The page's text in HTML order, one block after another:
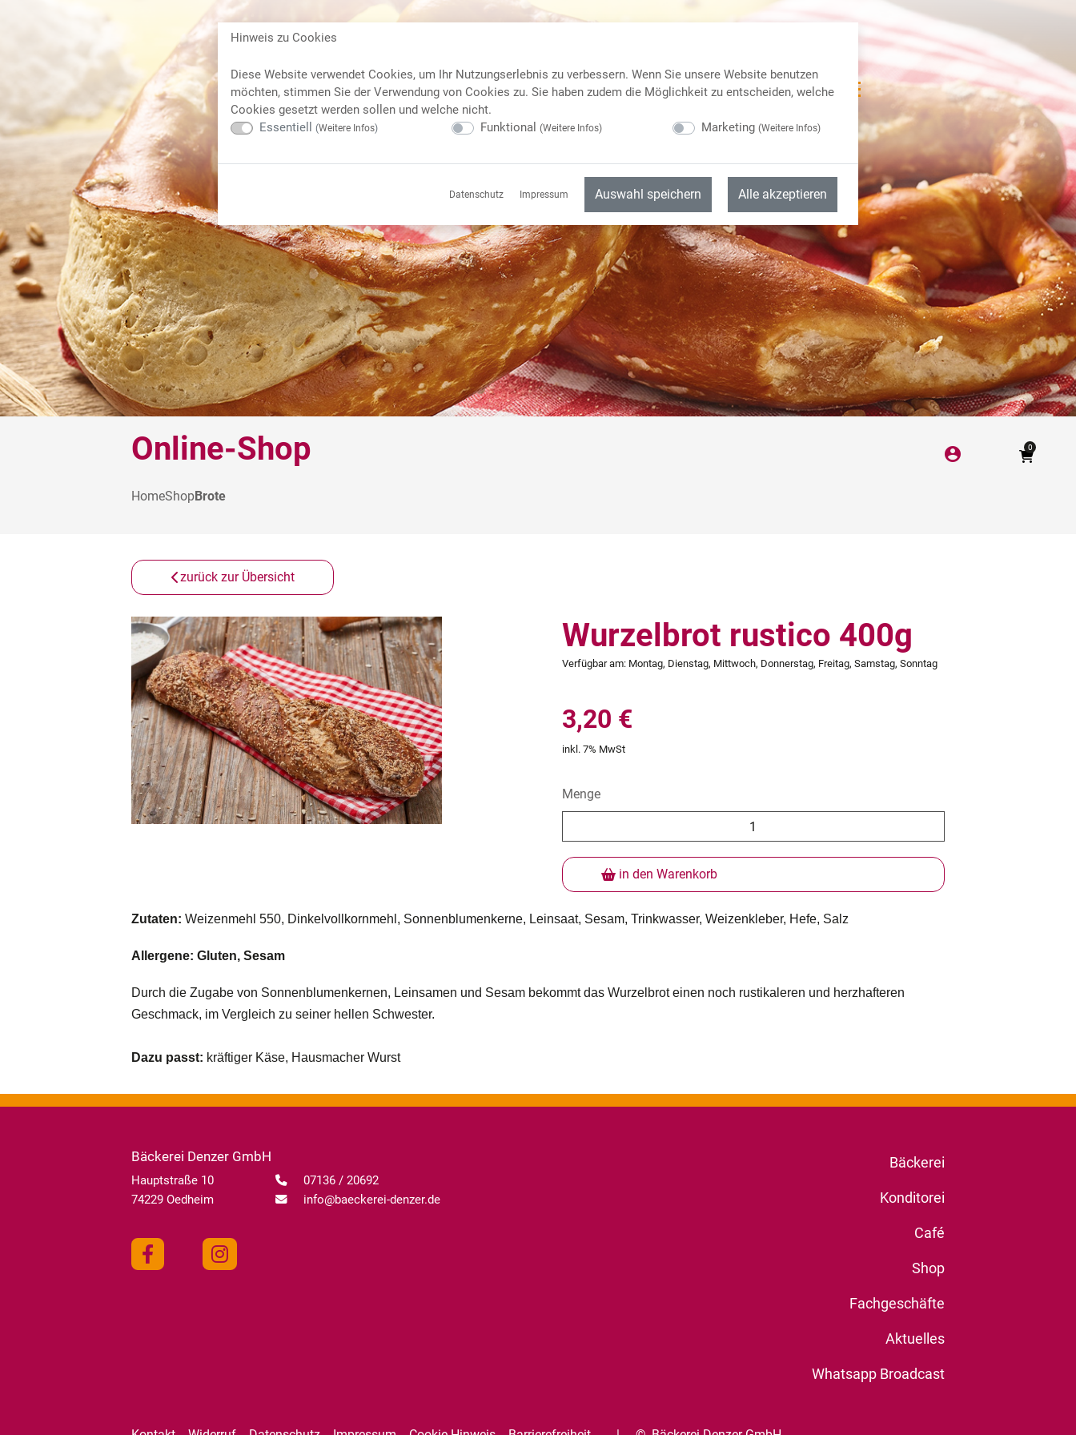
account_circle 0
Online-Shop
HomeShopBrote
zurück zur Übersicht
Wurzelbrot rustico 400g
Verfügbar am: Montag, Dienstag, Mittwoch, Donnerstag, Freitag, Samstag, Sonntag
3,20 €
inkl. 7% MwSt
Menge
in den Warenkorb
Zutaten: Weizenmehl 550, Dinkelvollkornmehl, Sonnenblumenkerne, Leinsaat, Sesam, Trinkwasser, Weizenkleber, Hefe, Salz
Allergene: Gluten, Sesam
Durch die Zugabe von Sonnenblumenkernen, Leinsamen und Sesam bekommt das Wurzelbrot einen noch rustikaleren und herzhafteren
Geschmack, im Vergleich zu seiner hellen Schwester.
Dazu passt: kräftiger Käse, Hausmacher Wurst
Bäckerei Denzer GmbH
Hauptstraße 10
74229 Oedheim
07136 / 20692
info@baeckerei-denzer.de
Bäckerei
Konditorei
Café
Shop
Fachgeschäfte
Aktuelles
Whatsapp Broadcast
Hinweis zu Cookies
Diese Website verwendet Cookies, um Ihr Nutzungserlebnis zu verbessern. Wenn Sie unsere Website benutzen
möchten, stimmen Sie der Verwendung von Cookies zu. Sie haben zudem die Möglichkeit zu entscheiden, welche
Cookies gesetzt werden sollen und welche nicht.
Essentiell
(Weitere Infos) Funktional (Weitere Infos) Marketing (Weitere Infos)
Datenschutz Impressum Auswahl speichern Alle akzeptieren